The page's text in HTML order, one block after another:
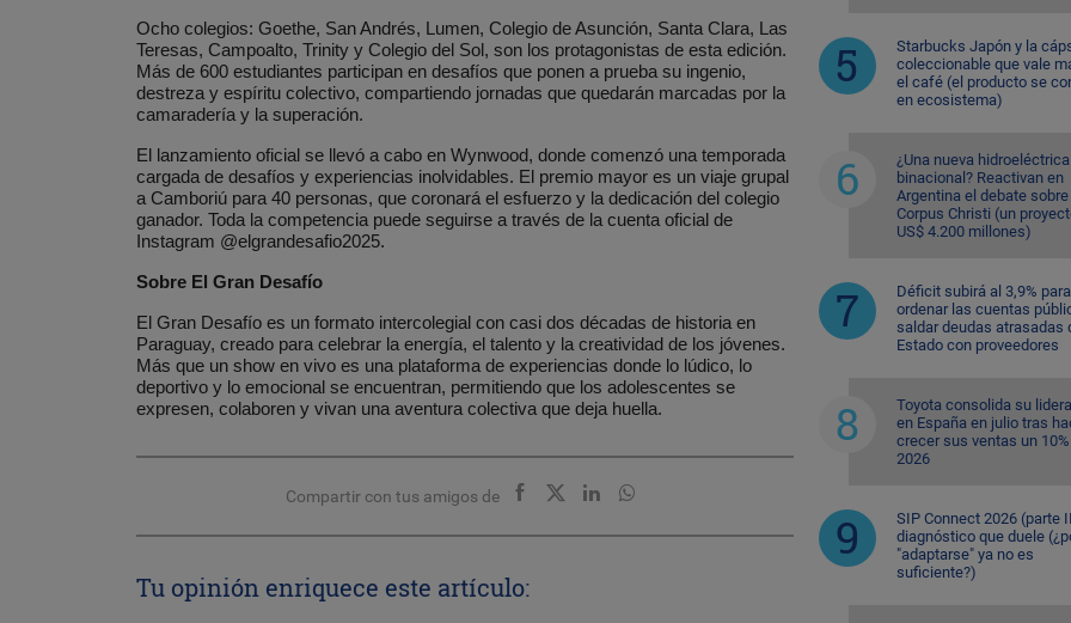
Ocho colegios: Goethe, San Andrés, Lumen, Colegio de Asunción, Santa Clara, Las
Teresas, Campoalto, Trinity y Colegio del Sol, son los protagonistas de esta edición.
Más de 600 estudiantes participan en desafíos que ponen a prueba su ingenio,
destreza y espíritu colectivo, compartiendo jornadas que quedarán marcadas por la
camaradería y la superación.
El lanzamiento oficial se llevó a cabo en Wynwood, donde comenzó una temporada
cargada de desafíos y experiencias inolvidables. El premio mayor es un viaje grupal
a Camboriú para 40 personas, que coronará el esfuerzo y la dedicación del colegio
ganador. Toda la competencia puede seguirse a través de la cuenta oficial de
Instagram @elgrandesafio2025.
Sobre El Gran Desafío
El Gran Desafío es un formato intercolegial con casi dos décadas de historia en
Paraguay, creado para celebrar la energía, el talento y la creatividad de los jóvenes.
Más que un show en vivo es una plataforma de experiencias donde lo lúdico, lo
deportivo y lo emocional se encuentran, permitiendo que los adolescentes se
expresen, colaboren y vivan una aventura colectiva que deja huella.
Compartir con tus amigos de
Tu opinión enriquece este artículo:
Starbucks Japón y la
coleccionable que vale
el café (el producto se
en ecosistema)
¿Una nueva hidroeléctrica
binacional? Reactivan en
Argentina el debate sobre
Corpus Christi (un
US$ 4.200 millones)
Déficit subirá al 3,9% para
ordenar las cuentas
saldar deudas atrasadas
Estado con proveedores
Toyota consolida su
en España en julio tras
crecer sus ventas un
2026
SIP Connect 2026 (parte
diagnóstico que duele
"adaptarse" ya no es
suficiente?)